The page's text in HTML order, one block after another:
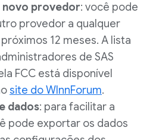
novo provedor: você pode
provedor a qualquer
12 meses. A lista
de SAS
FCC está disponível
site do WInnForum.
dados: para facilitar a
pode exportar os dados